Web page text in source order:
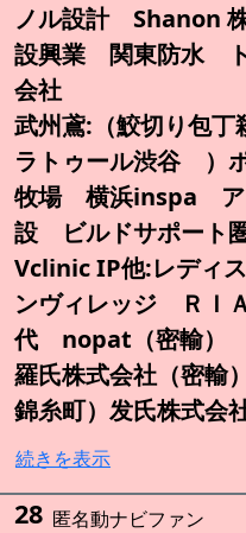
ノル設計 Shanon
設興業 関東防水 ト
会社
武州鳶:（鮫切り包
ラトゥール渋谷 ）
牧場 横浜inspa ア
設 ビルドサポート
Vclinic IP他:レディ
ンヴィレッジ ＲＩ
代 nopat（密輸）
羅氏株式会社（密輸
錦糸町）发氏株式会
続きを表示
28 匿名動ナビファン